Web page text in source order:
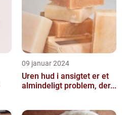
09 januar 2024
Uren hud i ansigtet er et
almindeligt problem, der...